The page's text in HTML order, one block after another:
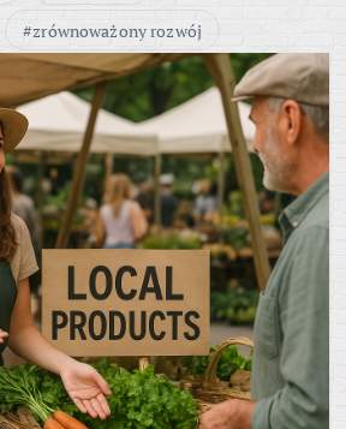
zrównoważony rozwój